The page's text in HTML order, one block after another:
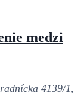
medzi
4139/1,